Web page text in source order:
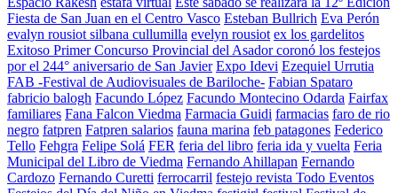
Fiesta de San Juan en el Centro Vasco Esteban Bullrich Eva Perón
evalyn rousiot silbana cullumilla evelyn rousiot ex los gardelitos
Exitoso Primer Concurso Provincial del Asador coronó los festejos
por el 244° aniversario de San Javier Expo Idevi Ezequiel Urrutia
FAB -Festival de Audiovisuales de Bariloche- Fabian Spataro
fabricio balogh Facundo López Facundo Montecino Odarda Fairfax
familiares Fana Falcon Viedma Farmacia Guidi farmacias faro de rio
negro fatpren Fatpren salarios fauna marina feb patagones Federico
Tello Fehgra Felipe Solá FER feria del libro feria ida y vuelta Feria
Municipal del Libro de Viedma Fernando Ahillapan Fernando
Cardozo Fernando Curetti ferrocarril festejo revista Todo Eventos